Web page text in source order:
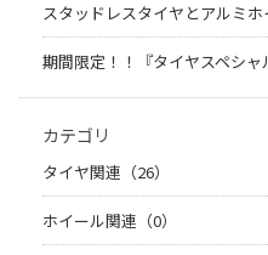
スタッドレスタイヤとアルミホ
期間限定！！『タイヤスペシャ
カテゴリ
タイヤ関連（26）
ホイール関連（0）